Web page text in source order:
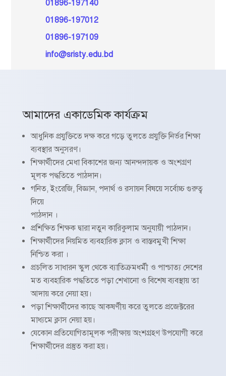
01896-197140
01896-197012
01896-197109
info@sristy.edu.bd
আমাদের একাডেমিক কার্যক্রম
আধুনিক প্রযুক্তিতে দক্ষ করে গড়ে তুলতে প্রযুক্তি নির্ভর শিক্ষা
ব্যবস্থার অনুসরণ।
শিক্ষার্থীদের মেধা বিকাশের জন্য আনন্দদায়ক ও অংশগ্রণ
মূলক পদ্ধতিতে পাঠদান।
গনিত, ইংরেজি, বিজ্ঞান, পদার্থ ও রসায়ন বিষয়ে সর্বোচ্চ গুরুত্ব
দিয়ে
পাঠদান ।
প্রশিক্ষিত শিক্ষক দ্বারা নতুন কারিকুলাম অনুযায়ী পাঠদান।
শিক্ষার্থীদের নিয়মিত ব্যবহারিক ক্লাস ও বাস্তবমুখী শিক্ষা
নিশ্চিত করা ।
প্রচলিত সাধারন স্কুল থেকে ব্যাতিক্রমধর্মী ও পাশ্চাত্য দেশের
মত ব্যবহারিক পদ্ধতিতে পড়া শেখানো ও বিশেষ ব্যবস্থায় তা
আদায় করে নেয়া হয়।
পড়া শিক্ষার্থীদের কাছে আকষর্ণীয় করে তুলতে প্রজেক্টরের
মাধ্যমে ক্লাস নেয়া হয়।
যেকোন প্রতিযোগিতামূলক পরীক্ষায় অংশগ্রহণ উপযোগী করে
শিক্ষার্থীদের প্রস্তুত করা হয়।